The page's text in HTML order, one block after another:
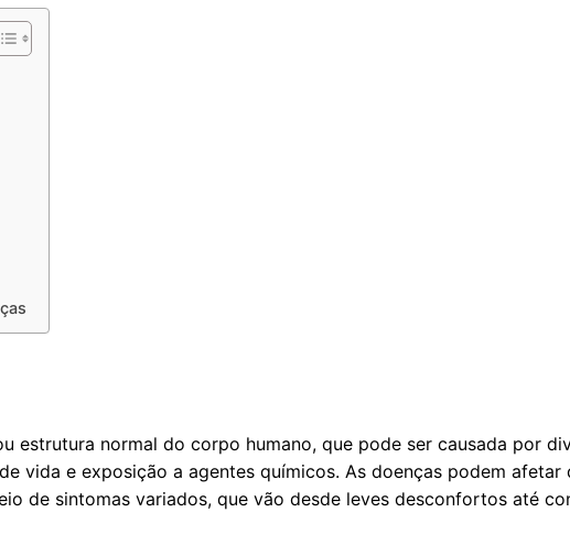
estrutura normal do corpo humano, que pode ser causada por
vida e exposição a agentes químicos. As doenças podem afetar
de sintomas variados, que vão desde leves desconfortos até